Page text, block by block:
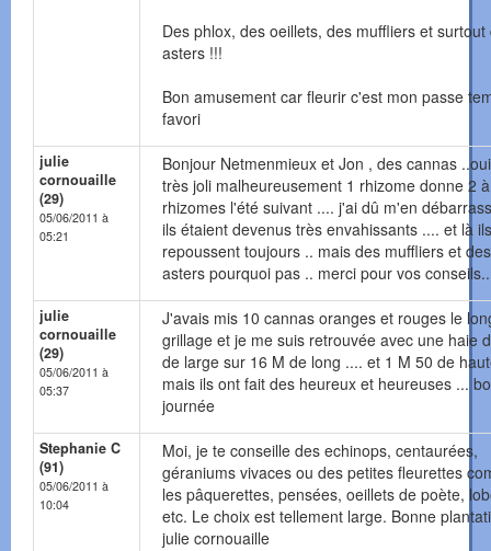
Des phlox, des oeillets, des muffliers et surtout
asters !!!
Bon amusement car fleurir c'est mon passe
favori
julie
cornouaille
(29)
05/06/2011 à
05:21
Bonjour Netmenmieux et Jon , des cannas
très joli malheureusement 1 rhizome donne 2
rhizomes l'été suivant .... j'ai dû m'en
ils étaient devenus très envahissants .... et là ils
repoussent toujours .. mais des muffliers et des
asters pourquoi pas .. merci pour vos conseils..
julie
cornouaille
(29)
05/06/2011 à
05:37
J'avais mis 10 cannas oranges et rouges le
grillage et je me suis retrouvée avec une haie
de large sur 16 M de long .... et 1 M 50 de
mais ils ont fait des heureux et heureuses ...
journée
Stephanie C
(91)
05/06/2011 à
10:04
Moi, je te conseille des echinops, centaurées,
géraniums vivaces ou des petites fleurettes
les pâquerettes, pensées, oeillets de poète,
etc. Le choix est tellement large. Bonne
julie cornouaille